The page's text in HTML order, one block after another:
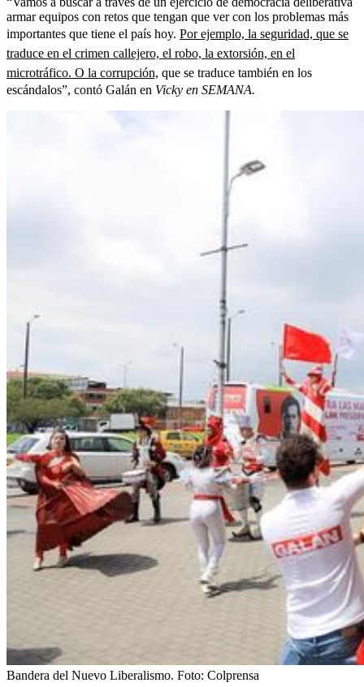
armar equipos con retos que tengan que ver con los problemas más
importantes que tiene el país hoy. Por ejemplo, la seguridad, que se
traduce en el crimen callejero, el robo, la extorsión, en el
microtráfico. O la corrupción, que se traduce también en los
escándalos”, contó Galán en Vicky en SEMANA.
Bandera del Nuevo Liberalismo. Foto: Colprensa